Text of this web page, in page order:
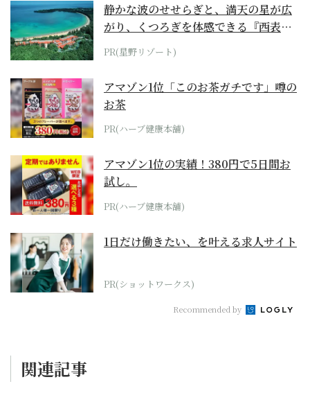
静かな波のせせらぎと、満天の星が広
がり、くつろぎを体感できる『西表島
ホテル by...
PR(星野リゾート)
アマゾン1位「このお茶ガチです」噂の
お茶
PR(ハーブ健康本舗)
アマゾン1位の実績！380円で5日間お
試し。
PR(ハーブ健康本舗)
1日だけ働きたい、を叶える求人サイト
PR(ショットワークス)
Recommended by
関連記事